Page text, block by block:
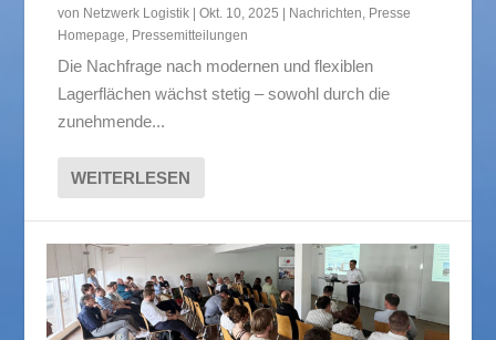
von Netzwerk Logistik |Okt. 10, 2025 | Nachrichten Presse
Homepage Pressemitteilungen
Die Nachfrage nach modernen und flexiblen
Lagerflächen wächst stetig – sowohl durch die
zunehmende...
WEITERLESEN